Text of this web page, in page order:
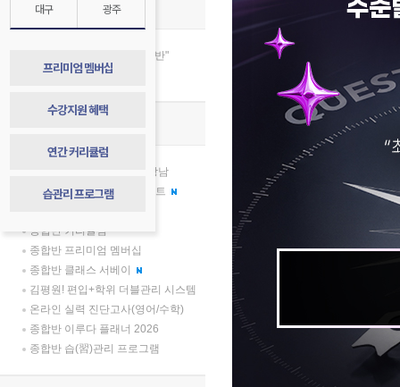
대구 광주
프리미엄 멤버십
수강지원 혜택
연간 커리큘럼
습관리 프로그램
종합반 스토리
합격 절대공식, “합격=종합반"
종합반 1년 발자취 기록
압도적 격차, 김영플러스 강남
종합반 학부모 소통 프로젝트
종합반 커리큘럼
종합반 프리미엄 멤버십
종합반 클래스 서베이
김평원! 편입+학위 더블관리 시스템
온라인 실력 진단고사(영어/수학)
종합반 이루다 플래너 2026
종합반 습(習)관리 프로그램